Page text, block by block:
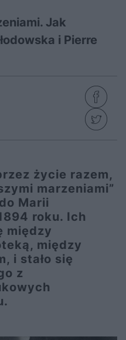
Jak
i Pierre
życie razem,
marzeniami”
Marii
roku. Ich
między
między
i stało się
z